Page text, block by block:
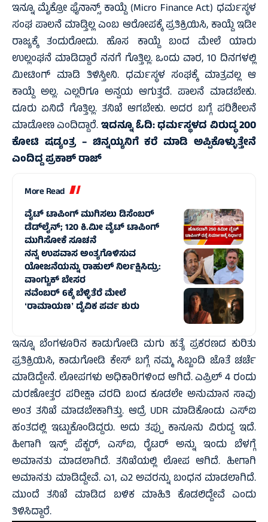
ಇನ್ನೂ ಮೈಕ್ರೋ ಫೈನಾನ್ಸ್ ಕಾಯ್ದೆ (Micro Finance Act) ಧರ್ಮಸ್ಥಳ
ಸಂಘ ಪಾಲನೆ ಮಾಡ್ತಿಲ್ಲ ಎಂಬ ಆರೋಪಕ್ಕೆ ಪ್ರತಿಕ್ರಿಯಿಸಿ, ಕಾಯ್ದೆ ಇಡೀ
ರಾಜ್ಯಕ್ಕೆ ತಂದುರೋದು. ಹೊಸ ಕಾಯ್ದೆ ಬಂದ ಮೇಲೆ ಯಾರು
ಉಲ್ಲಂಘನೆ ಮಾಡಿದ್ದಾರೆ ನನಗೆ ಗೊತ್ತಿಲ್ಲ. ಒಂದು ವಾರ, 10 ದಿನಗಳಲ್ಲಿ
ಮೀಟಿಂಗ್ ಮಾಡಿ ತಿಳಿಸ್ತೀನಿ. ಧರ್ಮಸ್ಥಳ ಸಂಘಕ್ಕೆ ಮಾತ್ರವಲ್ಲ ಆ
ಕಾಯ್ದೆ ಅಲ್ಲ. ಎಲ್ಲರಿಗೂ ಅನ್ವಯ ಆಗುತ್ತದೆ. ಪಾಲನೆ ಮಾಡಬೇಕು.
ದೂರು ಏನಿದೆ ಗೊತ್ತಿಲ್ಲ. ತನಿಖೆ ಆಗಬೇಕು. ಅದರ ಬಗ್ಗೆ ಪರಿಶೀಲನೆ
ಮಾಡೋಣ ಎಂದಿದ್ದಾರೆ.ಇದನ್ನೂ ಓದಿ:ಧರ್ಮಸ್ಥಳದ ವಿರುದ್ಧ 200
ಕೋಟಿ ಷಡ್ಯಂತ್ರ – ಚಿನ್ನಯ್ಯನಿಗೆ ಕರೆ ಮಾಡಿ ಅಪ್ಪಿಕೊಳ್ಳುತ್ತೇನೆ
ಎಂದಿದ್ದ ಪ್ರಕಾಶ್‌ ರಾಜ್‌
More Read
ವೈಟ್ ಟಾಪಿಂಗ್ ಮುಗಿಸಲು ಡಿಸೆಂಬರ್
ಡೆಡ್‌ಲೈನ್; 120 ಕಿ.ಮೀ ವೈಟ್ ಟಾಪಿಂಗ್
ಮುಗಿಸೋಕೆ ಸೂಚನೆ
ನನ್ನ ಉಪವಾಸ ಅಂತ್ಯಗೊಳಿಸುವ
ಯೋಜನೆಯನ್ನು ರಾಹುಲ್ ನಿರ್ಲಕ್ಷಿಸಿದ್ರು:
ವಾಂಗ್ಚುಕ್ ಬೇಸರ
ನವೆಂಬರ್ 6ಕ್ಕೆ ಬೆಳ್ಳಿತೆರೆ ಮೇಲೆ
ʻರಾಮಾಯಣʼ ದೈವಿಕ ಪರ್ವ ಶುರು
ಇನ್ನೂ ಬೆಂಗಳೂರಿನ ಕಾಡುಗೋಡಿ ಮಗು ಹತ್ಯೆ ಪ್ರಕರಣದ ಕುರಿತು
ಪ್ರತಿಕ್ರಿಯಿಸಿ, ಕಾಡುಗೋಡಿ ಕೇಸ್ ಬಗ್ಗೆ ನಮ್ಮ ಸಿಬ್ಬಂದಿ ಜೊತೆ ಚರ್ಚೆ
ಮಾಡಿದ್ದೇನೆ. ಲೋಪಗಳು ಅಧಿಕಾರಿಗಳಿಂದ ಆಗಿದೆ. ಎಪ್ರಿಲ್ 4 ರಂದು
ಮರಣೋತ್ತರ ಪರೀಕ್ಷಾ ವರದಿ ಬಂದ ಕೂಡಲೇ ಅನುಮಾನ ಸಾವು
ಅಂತ ತನಿಖೆ ಮಾಡಬೇಕಾಗಿತ್ತು. ಆದ್ರೆ UDR ಮಾಡಿಕೊಂಡು ಎಸ್‌ಐ
ಹಂತದಲ್ಲಿ ಇಟ್ಟುಕೊಂಡಿದ್ದರು. ಅದು ತಪ್ಪು ಕಾನೂನು ವಿರುದ್ದ ಇದೆ.
ಹೀಗಾಗಿ ಇನ್ಸ್ ಪೆಕ್ಟರ್, ಎಸ್‌ಐ, ರೈಟರ್ ಅನ್ನು ಇಂದು ಬೆಳಗ್ಗೆ
ಅಮಾನತು ಮಾಡಲಾಗಿದೆ. ತನಿಖೆಯಲ್ಲಿ ಲೋಪ ಆಗಿದೆ. ಹೀಗಾಗಿ
ಅಮಾನತು ಮಾಡಿದ್ದೇವೆ. ಎ1, ಎ2 ಅವರನ್ನು ಬಂಧನ ಮಾಡಲಾಗಿದೆ.
ಮುಂದೆ ತನಿಖೆ ಮಾಡಿದ ಬಳಿಕ ಮಾಹಿತಿ ಕೊಡಲಿದ್ದೇವೆ ಎಂದು
ತಿಳಿಸಿದ್ದಾರೆ.